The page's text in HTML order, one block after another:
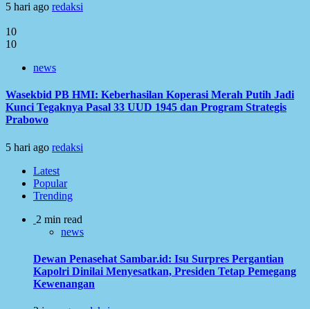
5 hari ago redaksi
10
10
news
Wasekbid PB HMI: Keberhasilan Koperasi Merah Putih Jadi
Kunci Tegaknya Pasal 33 UUD 1945 dan Program Strategis
Prabowo
5 hari ago redaksi
Latest
Popular
Trending
2 min read
news
Dewan Penasehat Sambar.id: Isu Surpres Pergantian
Kapolri Dinilai Menyesatkan, Presiden Tetap Pemegang
Kewenangan